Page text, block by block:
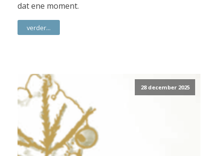
dat ene moment.
verder...
28 december 2025